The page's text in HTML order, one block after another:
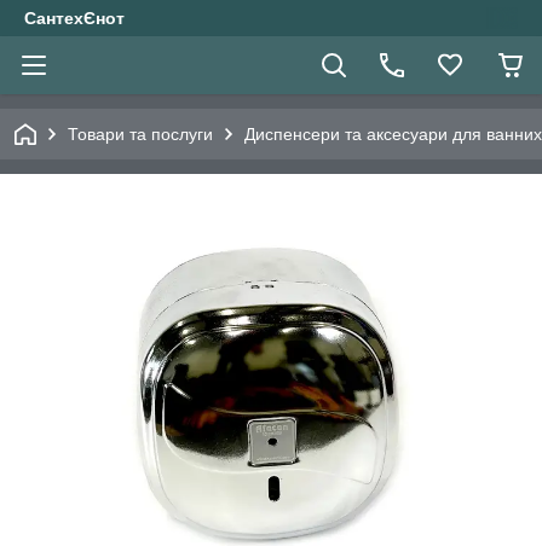
СантехЄнот
Товари та послуги Диспенсери та аксесуари для ванних